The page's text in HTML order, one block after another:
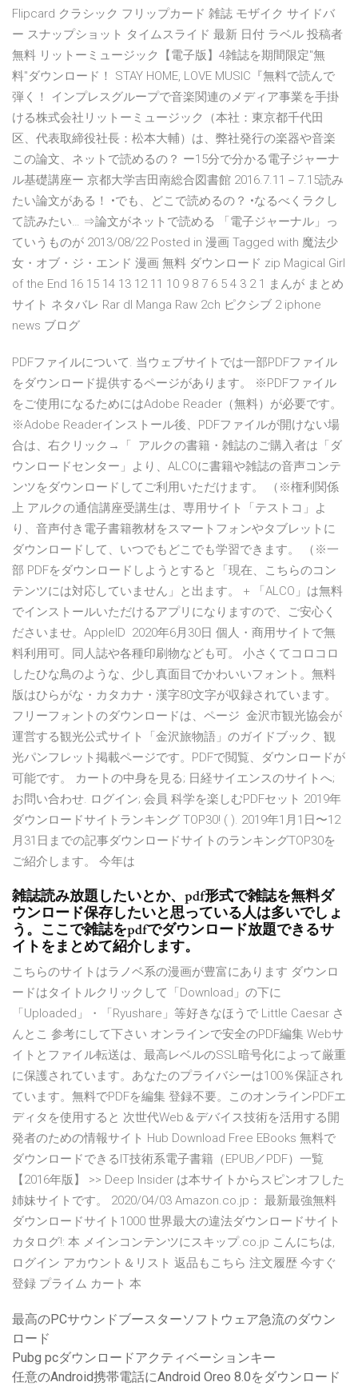
Flipcard クラシック フリップカード 雑誌 モザイク サイドバ
ー スナップショット タイムスライド 最新 日付 ラベル 投稿者
無料 リットーミュージック【電子版】4雑誌を期間限定"無
料"ダウンロード！ STAY HOME, LOVE MUSIC『無料で読んで
弾く！ インプレスグループで音楽関連のメディア事業を手掛
ける株式会社リットーミュージック（本社：東京都千代田
区、代表取締役社長：松本大輔）は、弊社発行の楽器や音楽
この論文、ネットで読めるの？ ー15分で分かる電子ジャーナ
ル基礎講座ー 京都大学吉田南総合図書館 2016.7.11－7.15読み
たい論文がある！ •でも、どこで読めるの？ •なるべくラクし
て読みたい… ⇒論文がネットで読める 「電子ジャーナル」っ
ていうものが 2013/08/22 Posted in 漫画 Tagged with 魔法少
女・オブ・ジ・エンド 漫画 無料 ダウンロード zip Magical Girl
of the End 16 15 14 13 12 11 10 9 8 7 6 5 4 3 2 1 まんが まとめ
サイト ネタバレ Rar dl Manga Raw 2ch ピクシブ 2 iphone
news ブログ
PDFファイルについて. 当ウェブサイトでは一部PDFファイル
をダウンロード提供するページがあります。 ※PDFファイル
をご使用になるためにはAdobe Reader（無料）が必要です。
※Adobe Readerインストール後、PDFファイルが開けない場
合は、右クリック→「 アルクの書籍・雑誌のご購入者は「ダ
ウンロードセンター」より、ALCOに書籍や雑誌の音声コンテ
ンツをダウンロードしてご利用いただけます。 （※権利関係
上 アルクの通信講座受講生は、専用サイト「テストコ」よ
り、音声付き電子書籍教材をスマートフォンやタブレットに
ダウンロードして、いつでもどこでも学習できます。 （※一
部 PDFをダウンロードしようとすると「現在、こちらのコン
テンツには対応していません」と出ます。 + 「ALCO」は無料
でインストールいただけるアプリになりますので、ご安心く
ださいませ。AppleID 2020年6月30日 個人・商用サイトで無
料利用可。同人誌や各種印刷物なども可。 小さくてコロコロ
したひな鳥のような、少し真面目でかわいいフォント。無料
版はひらがな・カタカナ・漢字80文字が収録されています。
フリーフォントのダウンロードは、ページ 金沢市観光協会が
運営する観光公式サイト「金沢旅物語」のガイドブック、観
光パンフレット掲載ページです。PDFで閲覧、ダウンロードが
可能です。 カートの中身を見る; 日経サイエンスのサイトへ;
お問い合わせ. ログイン; 会員 科学を楽しむPDFセット 2019年
ダウンロードサイトランキング TOP30! ( ). 2019年1月1日〜12
月31日までの記事ダウンロードサイトのランキングTOP30を
ご紹介します。 今年は
雑誌読み放題したいとか、pdf形式で雑誌を無料ダ
ウンロード保存したいと思っている人は多いでしょ
う。ここで雑誌をpdfでダウンロード放題できるサ
イトをまとめて紹介します。
こちらのサイトはラノベ系の漫画が豊富にあります ダウンロ
ードはタイトルクリックして「Download」の下に
「Uploaded」・「Ryushare」等好きなほうで Little Caesar さ
んとこ 参考にして下さい オンラインで安全のPDF編集 Webサ
イトとファイル転送は、最高レベルのSSL暗号化によって厳重
に保護されています。あなたのプライバシーは100％保証され
ています。無料でPDFを編集 登録不要。このオンラインPDFエ
ディタを使用すると 次世代Web＆デバイス技術を活用する開
発者のための情報サイト Hub Download Free EBooks 無料で
ダウンロードできるIT技術系電子書籍（EPUB／PDF）一覧
【2016年版】 >> Deep Insider は本サイトからスピンオフした
姉妹サイトです。 2020/04/03 Amazon.co.jp： 最新最強無料
ダウンロードサイト1000 世界最大の違法ダウンロードサイト
カタログ!: 本 メインコンテンツにスキップ.co.jp こんにちは,
ログイン アカウント＆リスト 返品もこちら 注文履歴 今すぐ
登録 プライム カート 本
最高のPCサウンドブースターソフトウェア急流のダウン
ロード
Pubg pcダウンロードアクティベーションキー
任意のAndroid携帯電話にAndroid Oreo 8.0をダウンロード